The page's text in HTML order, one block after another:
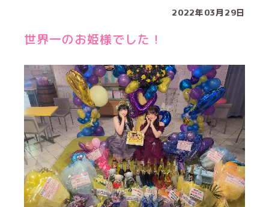
2022年03月29日
世界一のお姫様でした！